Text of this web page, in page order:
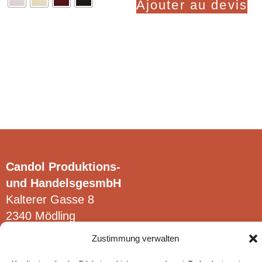
Zustimmung verwalten
plusieurs
sur
page
du
Ajouter au devis
Candol Produktions-
und HandelsgesmbH
Kalterer Gasse 8
2340 Mödling